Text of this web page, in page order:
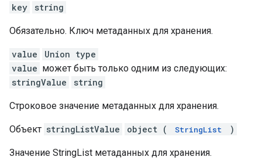
key
string
Обязательно. Ключ метаданных для хранения.
value
Union type
value может быть только одним из следующих:
stringValue
string
Строковое значение метаданных для хранения.
Объект stringListValue object ( StringList )
Значение StringList метаданных для хранения.